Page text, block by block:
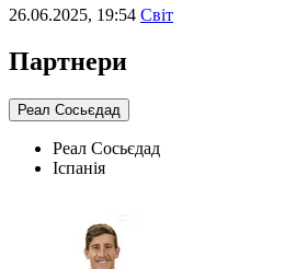
26.06.2025, 19:54 Світ
Партнери
Реал Сосьєдад
Реал Сосьєдад
Іспанія